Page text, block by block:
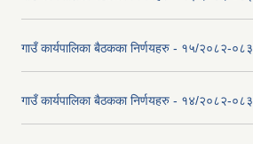
गाउँ कार्यपालिका बैठकका निर्णयहरु - १५/२०८२-०८३
गाउँ कार्यपालिका बैठकका निर्णयहरु - १४/२०८२-०८३